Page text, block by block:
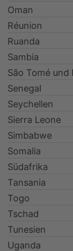
Oman
Réunion
Ruanda
Sambia
São Tomé und
Senegal
Seychellen
Sierra Leone
Simbabwe
Somalia
Südafrika
Tansania
Togo
Tschad
Tunesien
Uganda